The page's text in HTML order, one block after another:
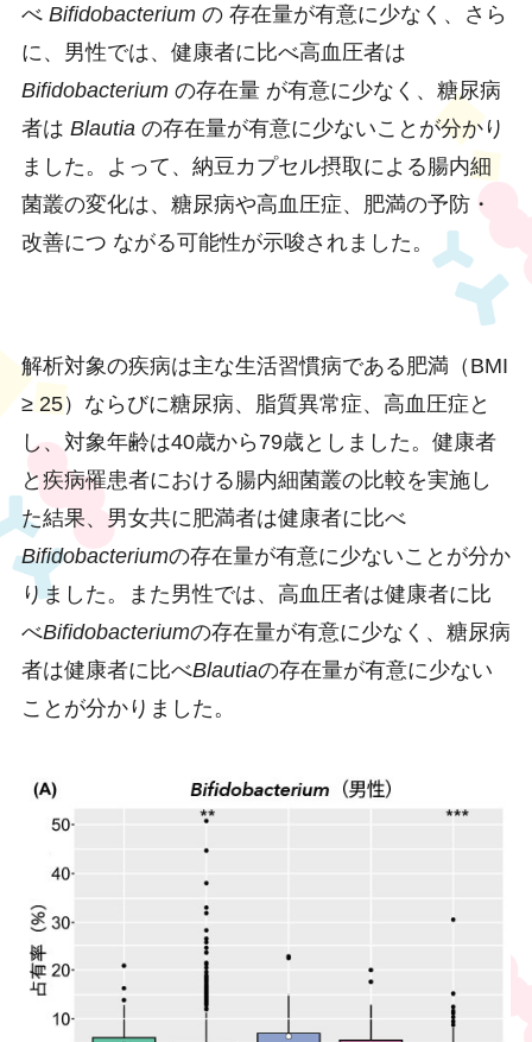
べ Bifidobacteriumの 存在量が有意に少なく、さら
に、男性では、健康者に比べ高血圧者は
Bifidobacteriumの存在量 が有意に少なく、糖尿病
者は Blautia の存在量が有意に少ないことが分かり
ました。よって、納豆カプセル摂取による腸内細
菌叢の変化は、糖尿病や高血圧症、肥満の予防・
改善につ ながる可能性が示唆されました。
解析対象の疾病は主な生活習慣病である肥満（BMI
≥ 25）ならびに糖尿病、脂質異常症、高血圧症と
し、対象年齢は40歳から79歳としました。健康者
と疾病罹患者における腸内細菌叢の比較を実施し
た結果、男女共に肥満者は健康者に比べ
Bifidobacteriumの存在量が有意に少ないことが分か
りました。また男性では、高血圧者は健康者に比
べBifidobacteriumの存在量が有意に少なく、糖尿病
者は健康者に比べBlautiaの存在量が有意に少ない
ことが分かりました。